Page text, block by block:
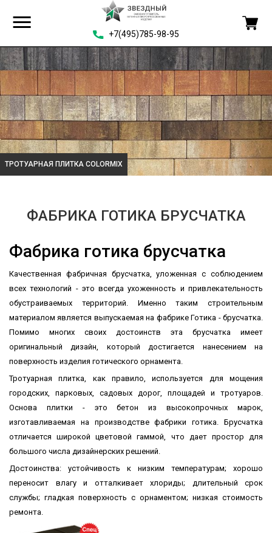
+7(495)785-98-95
ТРОТУАРНАЯ ПЛИТКА COLORMIX
ФАБРИКА ГОТИКА БРУСЧАТКА
Фабрика готика брусчатка
Качественная фабричная брусчатка, уложенная с соблюдением
всех технологий - это всегда ухоженность и привлекательность
обустраиваемых территорий. Именно таким строительным
материалом является выпускаемая на фабрике Готика - брусчатка.
Помимо многих своих достоинств эта брусчатка имеет
оригинальный дизайн, который достигается нанесением на
поверхность изделия готического орнамента.
Тротуарная плитка, как правило, используется для мощения
городских, парковых, садовых дорог, площадей и тротуаров.
Основа плитки - это бетон из высокопрочных марок,
изготавливаемая на производстве фабрики готика. Брусчатка
отличается широкой цветовой гаммой, что дает простор для
большого числа дизайнерских решений.
Достоинства: устойчивость к низким температурам; хорошо
переносит влагу и отталкивает хлориды; длительный срок
службы; гладкая поверхность с орнаментом; низкая стоимость
ремонта.